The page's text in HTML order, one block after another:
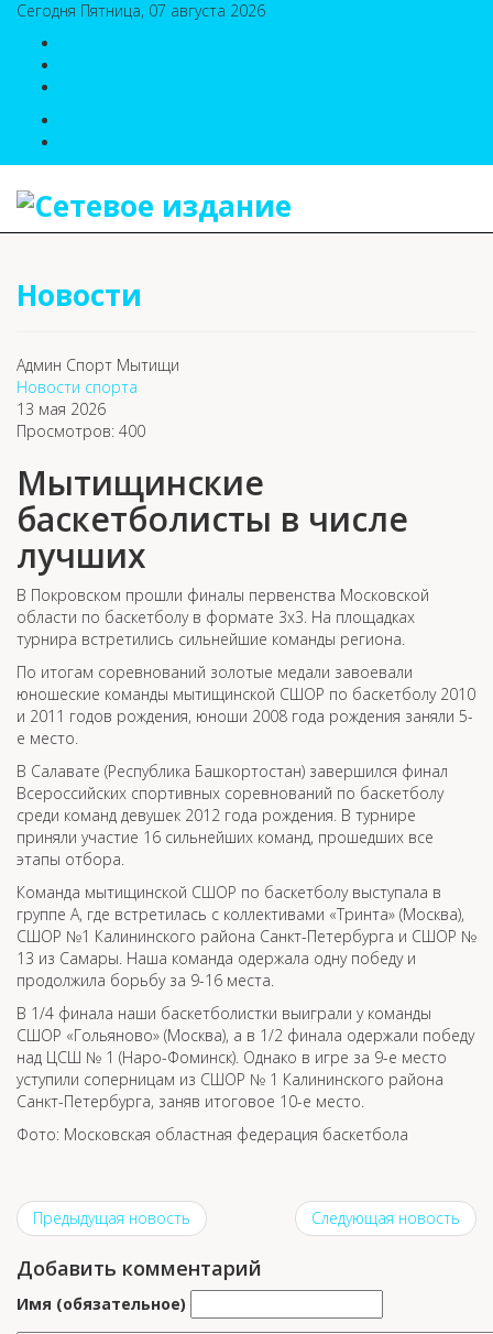
Сегодня Пятница, 07 августа 2026
Новости
Админ Спорт Мытищи
Новости спорта
13 мая 2026
Просмотров: 400
Мытищинские
баскетболисты в числе
лучших
В Покровском прошли финалы первенства Московской
области по баскетболу в формате 3х3. На площадках
турнира встретились сильнейшие команды региона.
По итогам соревнований золотые медали завоевали
юношеские команды мытищинской СШОР по баскетболу 2010
и 2011 годов рождения, юноши 2008 года рождения заняли 5-
е место.
В Салавате (Республика Башкортостан) завершился финал
Всероссийских спортивных соревнований по баскетболу
среди команд девушек 2012 года рождения. В турнире
приняли участие 16 сильнейших команд, прошедших все
этапы отбора.
Команда мытищинской СШОР по баскетболу выступала в
группе А, где встретилась с коллективами «Тринта» (Москва),
СШОР №1 Калининского района Санкт-Петербурга и СШОР №
13 из Самары. Наша команда одержала одну победу и
продолжила борьбу за 9-16 места.
В 1/4 финала наши баскетболистки выиграли у команды
СШОР «Гольяново» (Москва), а в 1/2 финала одержали победу
над ЦСШ № 1 (Наро-Фоминск). Однако в игре за 9-е место
уступили соперницам из СШОР № 1 Калининского района
Санкт-Петербурга, заняв итоговое 10-е место.
Фото: Московская областная федерация баскетбола
Предыдущая новость Следующая новость
Добавить комментарий
Имя (обязательное)